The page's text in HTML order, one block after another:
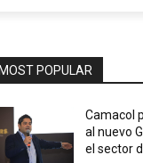
MOST POPULAR
Camacol
al nuevo
el sector